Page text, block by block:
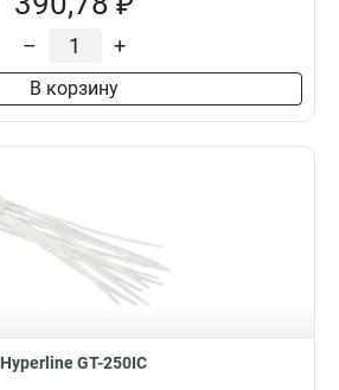
– +
В корзину
Hyperline GT-250IC